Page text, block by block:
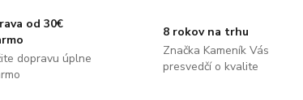
od 30€
dopravu úplne
8 rokov na trhu
Značka Kameník Vás
presvedčí o kvalite